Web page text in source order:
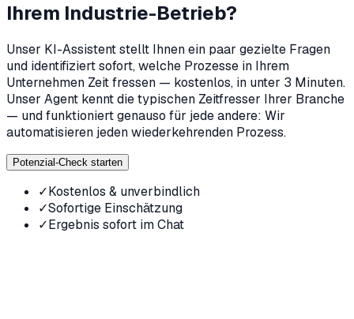
Ihrem Industrie-Betrieb?
Unser KI-Assistent stellt Ihnen ein paar gezielte Fragen
und identifiziert sofort, welche Prozesse in Ihrem
Unternehmen Zeit fressen — kostenlos, in unter 3 Minuten.
Unser Agent kennt die typischen Zeitfresser Ihrer Branche
— und funktioniert genauso für jede andere: Wir
automatisieren jeden wiederkehrenden Prozess.
Potenzial-Check starten
✓Kostenlos & unverbindlich
✓Sofortige Einschätzung
✓Ergebnis sofort im Chat